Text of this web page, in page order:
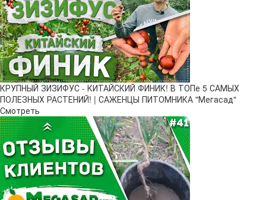
КРУПНЫЙ ЗИЗИФУС - КИТАЙСКИЙ ФИНИК! В ТОПе 5 САМЫХ
ПОЛЕЗНЫХ РАСТЕНИЙ! | САЖЕНЦЫ ПИТОМНИКА "Мегасад"
Смотреть